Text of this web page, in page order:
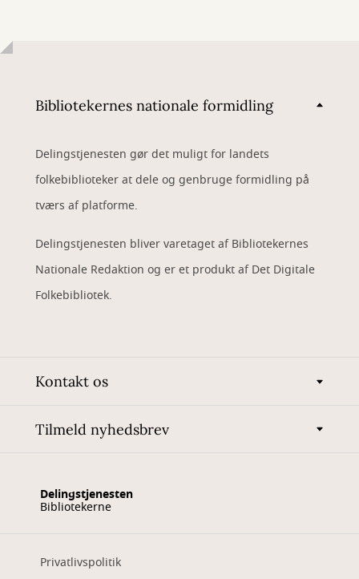
Bibliotekernes nationale formidling
Delingstjenesten gør det muligt for landets
folkebiblioteker at dele og genbruge formidling på
tværs af platforme.
Delingstjenesten bliver varetaget af Bibliotekernes
Nationale Redaktion og er et produkt af Det Digitale
Folkebibliotek.
Kontakt os
Tilmeld nyhedsbrev
Delingstjenesten
Bibliotekerne
Privatlivspolitik